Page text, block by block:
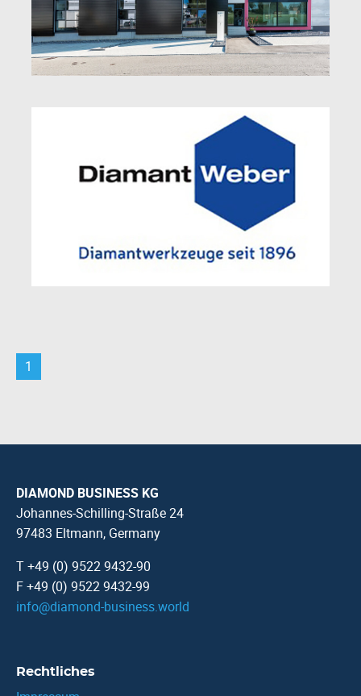
1
DIAMOND BUSINESS KG
Johannes-Schilling-Straße 24
97483 Eltmann, Germany
T +49 (0) 9522 9432-90
F +49 (0) 9522 9432-99
info@diamond-business.world
Rechtliches